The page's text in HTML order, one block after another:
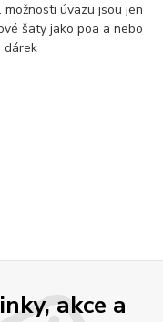
úvazu jsou jen
šaty jako poa a nebo
dárek
akce a